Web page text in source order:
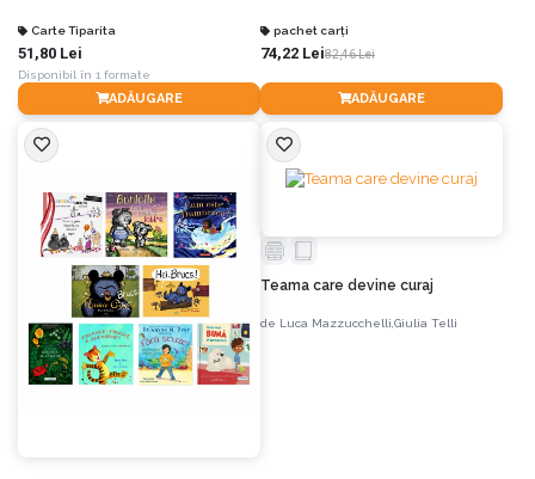
Carte Tiparita
51,80 Lei
Disponibil în 1 formate
ADĂUGARE
pachet carți
74,22 Lei82,46 Lei
ADĂUGARE
Teama care devine curaj
de Luca Mazzucchelli,Giulia Telli